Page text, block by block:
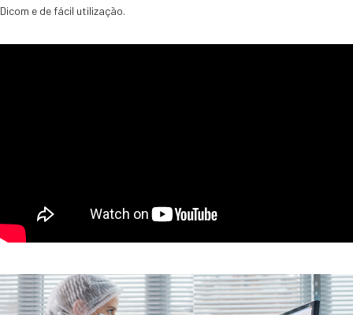
Dicom e de fácil utilização.